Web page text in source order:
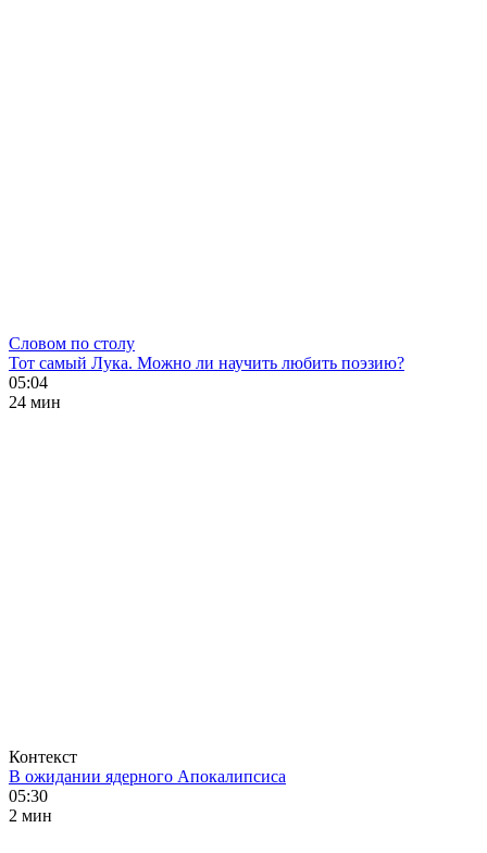
Словом по столу
Тот самый Лука. Можно ли научить любить поэзию?
05:04
24 мин
Контекст
В ожидании ядерного Апокалипсиса
05:30
2 мин